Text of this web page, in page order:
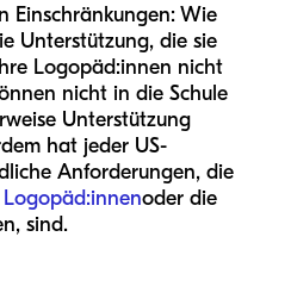
Einschränkungen: Wie
Unterstützung, die sie
Logopäd:innen nicht
nicht in die Schule
Unterstützung
hat jeder US-
Anforderungen, die
oder die
sind.